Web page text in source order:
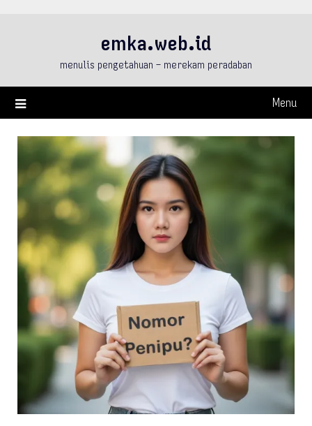
emka.web.id
menulis pengetahuan – merekam peradaban
Menu